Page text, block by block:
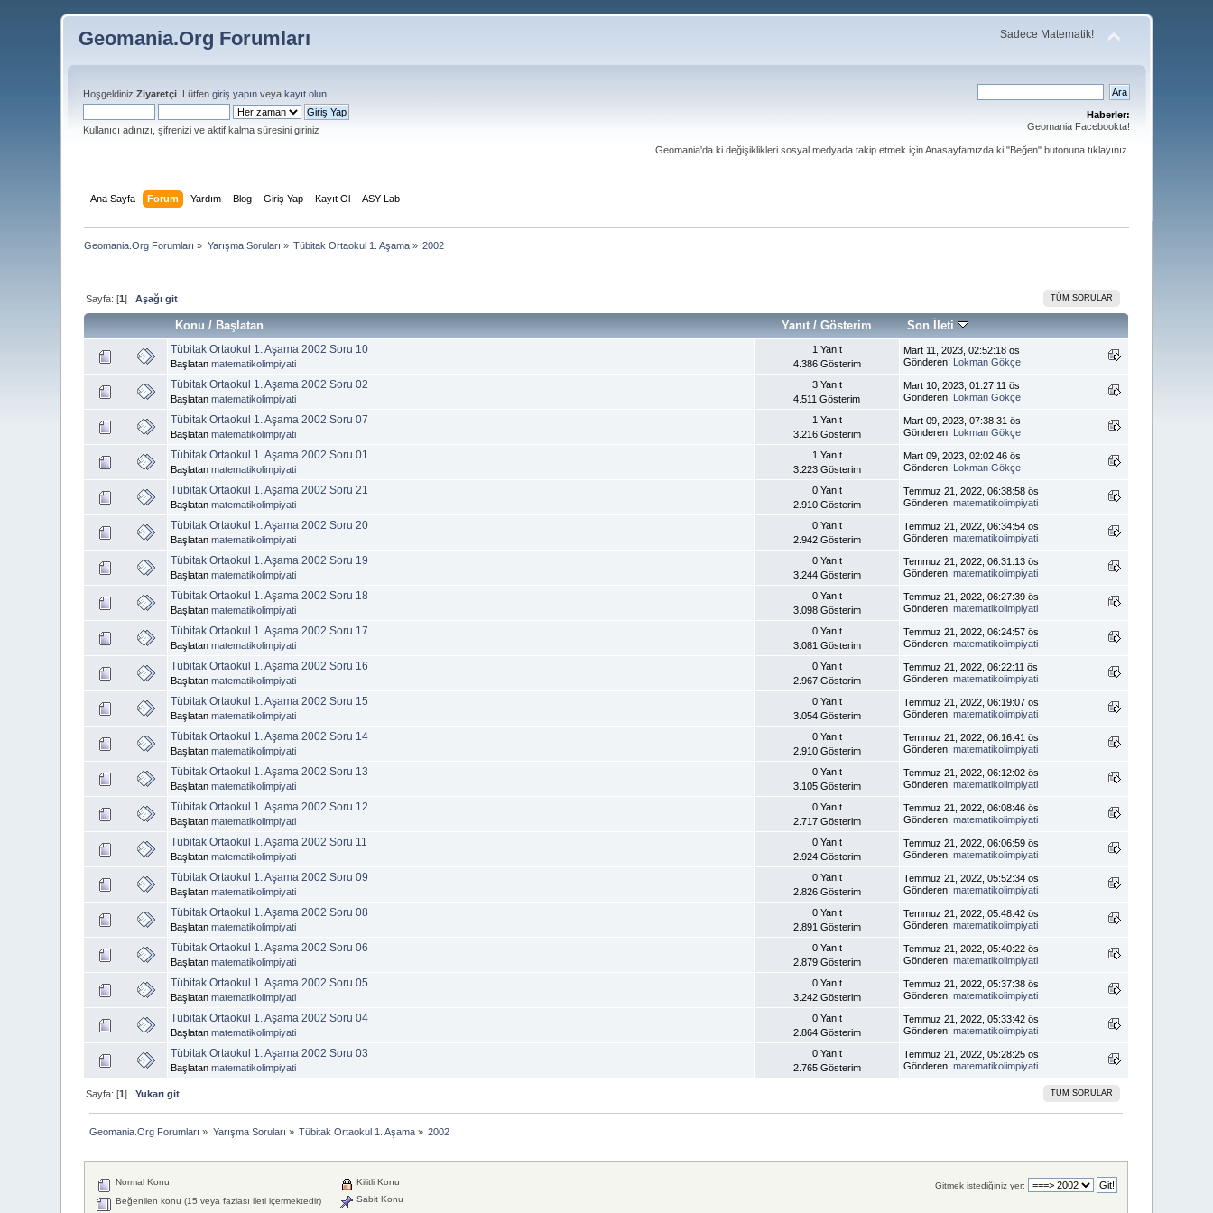
Geomania.Org Forumları Sadece Matematik!
HoşgeldinizZiyaretçi . Lütfengiriş yapın veyakayıt olun
Kullanıcı adınızı, şifrenizi ve aktif kalma süresini giriniz
Haberler:
Geomania Facebookta!
Geomania'da ki değişiklikleri sosyal medyada takip etmek için Anasayfamızda ki "Beğen" butonuna tıklayınız.
Ana Sayfa Forum Yardım Blog Giriş Yap Kayıt Ol ASY Lab
Geomania.Org Forumları » Yarışma Soruları » Tübitak Ortaokul 1. Aşama » 2002
Sayfa: [1]Aşağı git TÜM SORULAR
Konu /Başlatan Yanıt/ Gösterim Son İleti
Tübitak Ortaokul 1. Aşama 2002 Soru 10
Başlatanmatematikolimpiyati
1 Yanıt
4.386 Gösterim
Mart 11, 2023, 02:52:18 ös
Gönderen: Lokman Gökçe
Tübitak Ortaokul 1. Aşama 2002 Soru 02
Başlatanmatematikolimpiyati
3 Yanıt
4.511 Gösterim
Mart 10, 2023, 01:27:11 ös
Gönderen: Lokman Gökçe
Tübitak Ortaokul 1. Aşama 2002 Soru 07
Başlatanmatematikolimpiyati
1 Yanıt
3.216 Gösterim
Mart 09, 2023, 07:38:31 ös
Gönderen: Lokman Gökçe
Tübitak Ortaokul 1. Aşama 2002 Soru 01
Başlatanmatematikolimpiyati
1 Yanıt
3.223 Gösterim
Mart 09, 2023, 02:02:46 ös
Gönderen: Lokman Gökçe
Tübitak Ortaokul 1. Aşama 2002 Soru 21
Başlatanmatematikolimpiyati
0 Yanıt
2.910 Gösterim
Temmuz 21, 2022, 06:38:58 ös
Gönderen:matematikolimpiyati
Tübitak Ortaokul 1. Aşama 2002 Soru 20
Başlatanmatematikolimpiyati
0 Yanıt
2.942 Gösterim
Temmuz 21, 2022, 06:34:54 ös
Gönderen:matematikolimpiyati
Tübitak Ortaokul 1. Aşama 2002 Soru 19
Başlatanmatematikolimpiyati
0 Yanıt
3.244 Gösterim
Temmuz 21, 2022, 06:31:13 ös
Gönderen:matematikolimpiyati
Tübitak Ortaokul 1. Aşama 2002 Soru 18
Başlatanmatematikolimpiyati
0 Yanıt
3.098 Gösterim
Temmuz 21, 2022, 06:27:39 ös
Gönderen:matematikolimpiyati
Tübitak Ortaokul 1. Aşama 2002 Soru 17
Başlatanmatematikolimpiyati
0 Yanıt
3.081 Gösterim
Temmuz 21, 2022, 06:24:57 ös
Gönderen:matematikolimpiyati
Tübitak Ortaokul 1. Aşama 2002 Soru 16
Başlatanmatematikolimpiyati
0 Yanıt
2.967 Gösterim
Temmuz 21, 2022, 06:22:11 ös
Gönderen:matematikolimpiyati
Tübitak Ortaokul 1. Aşama 2002 Soru 15
Başlatanmatematikolimpiyati
0 Yanıt
3.054 Gösterim
Temmuz 21, 2022, 06:19:07 ös
Gönderen:matematikolimpiyati
Tübitak Ortaokul 1. Aşama 2002 Soru 14
Başlatanmatematikolimpiyati
0 Yanıt
2.910 Gösterim
Temmuz 21, 2022, 06:16:41 ös
Gönderen:matematikolimpiyati
Tübitak Ortaokul 1. Aşama 2002 Soru 13
Başlatanmatematikolimpiyati
0 Yanıt
3.105 Gösterim
Temmuz 21, 2022, 06:12:02 ös
Gönderen:matematikolimpiyati
Tübitak Ortaokul 1. Aşama 2002 Soru 12
Başlatanmatematikolimpiyati
0 Yanıt
2.717 Gösterim
Temmuz 21, 2022, 06:08:46 ös
Gönderen:matematikolimpiyati
Tübitak Ortaokul 1. Aşama 2002 Soru 11
Başlatanmatematikolimpiyati
0 Yanıt
2.924 Gösterim
Temmuz 21, 2022, 06:06:59 ös
Gönderen:matematikolimpiyati
Tübitak Ortaokul 1. Aşama 2002 Soru 09
Başlatanmatematikolimpiyati
0 Yanıt
2.826 Gösterim
Temmuz 21, 2022, 05:52:34 ös
Gönderen:matematikolimpiyati
Tübitak Ortaokul 1. Aşama 2002 Soru 08
Başlatanmatematikolimpiyati
0 Yanıt
2.891 Gösterim
Temmuz 21, 2022, 05:48:42 ös
Gönderen:matematikolimpiyati
Tübitak Ortaokul 1. Aşama 2002 Soru 06
Başlatanmatematikolimpiyati
0 Yanıt
2.879 Gösterim
Temmuz 21, 2022, 05:40:22 ös
Gönderen:matematikolimpiyati
Tübitak Ortaokul 1. Aşama 2002 Soru 05
Başlatanmatematikolimpiyati
0 Yanıt
3.242 Gösterim
Temmuz 21, 2022, 05:37:38 ös
Gönderen:matematikolimpiyati
Tübitak Ortaokul 1. Aşama 2002 Soru 04
Başlatanmatematikolimpiyati
0 Yanıt
2.864 Gösterim
Temmuz 21, 2022, 05:33:42 ös
Gönderen:matematikolimpiyati
Tübitak Ortaokul 1. Aşama 2002 Soru 03
Başlatanmatematikolimpiyati
0 Yanıt
2.765 Gösterim
Temmuz 21, 2022, 05:28:25 ös
Gönderen:matematikolimpiyati
TÜM SORULAR
Sayfa: [1]Yukarı git
Geomania.Org Forumları » Yarışma Soruları » Tübitak Ortaokul 1. Aşama » 2002
Gitmek istediğiniz yer:
Normal Konu
Beğenilen konu (15 veya fazlası ileti içermektedir)
Kilitli Konu
Sabit Konu